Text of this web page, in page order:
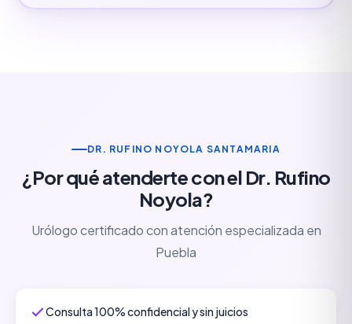
DR. RUFINO NOYOLA SANTAMARIA
¿Por qué atenderte con el Dr. Rufino
Noyola?
Urólogo certificado con atención especializada en
Puebla
Consulta 100% confidencial y sin juicios